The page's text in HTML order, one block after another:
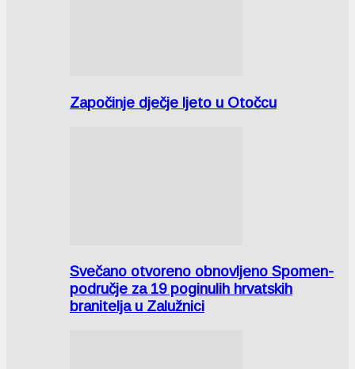
Započinje dječje ljeto u Otočcu
Svečano otvoreno obnovljeno Spomen-
područje za 19 poginulih hrvatskih
branitelja u Zalužnici